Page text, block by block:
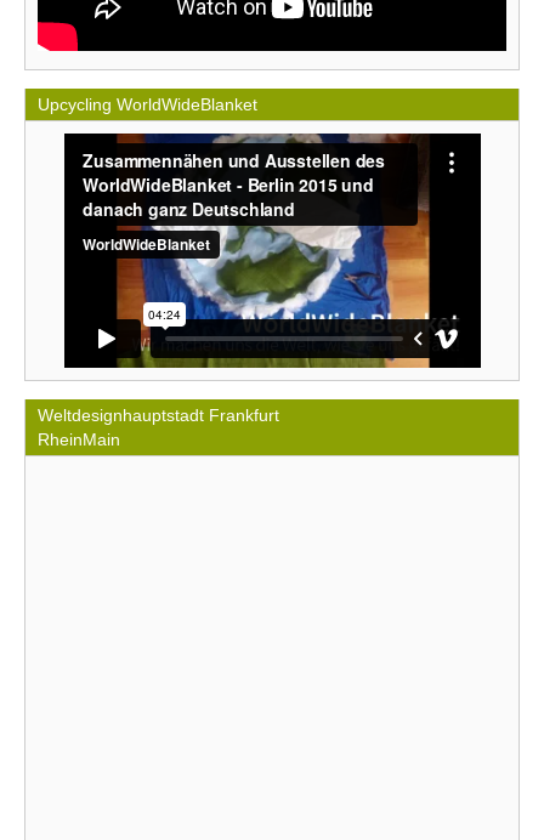
Upcycling WorldWideBlanket
Weltdesignhauptstadt Frankfurt
RheinMain